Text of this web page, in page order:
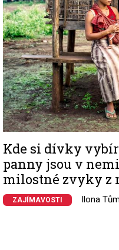
Kde si dívky
panny jsou v
milostné zvyky z
ZAJÍMAVOSTI Ilona